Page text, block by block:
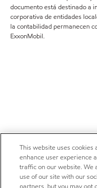
documento está destinado a
corporativa de entidades
la contabilidad permanecen
ExxonMobil.
This website uses
enhance user experience
traffic on our website. We
use of our site with our